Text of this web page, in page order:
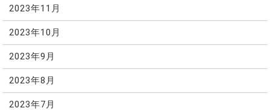
2023年11月
2023年10月
2023年9月
2023年8月
2023年7月